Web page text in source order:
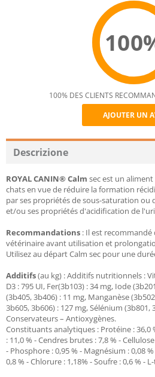
100% DES CLIENTS
AJOUTER UN
Descrizione
ROYAL CANIN® Calm sec est un
chats en vue de réduire la formation
par ses propriétés de sous-saturation
et/ou ses propriétés d'acidification de
Recommandations : Il est
vétérinaire avant utilisation et
Utilisez au départ Calm sec pour une
Additifs(au kg) : Additifs nutritionnels :
D3 : 795 UI, Fer(3b103) : 34 mg, Iode
(3b405, 3b406) : 11 mg, Manganèse
3b605, 3b606) : 127 mg, Sélénium (3b801,
Conservateurs – Antioxygènes.
Constituants analytiques : Protéine : 36,0
: 11,0 % - Cendres brutes : 7,8 % -
- Phosphore : 0,95 % - Magnésium : 0,08
0,8 % - Chlorure : 1,18% - Soufre : 0,6 % -